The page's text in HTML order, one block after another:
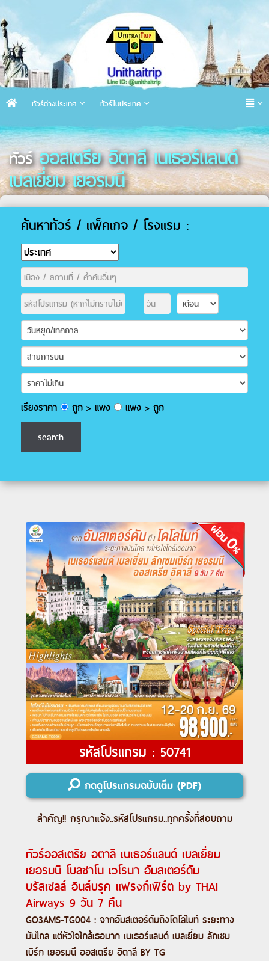
ทัวร์ต่างประเทศ ทัวร์ในประเทศ
ทัวร์ ออสเตรีย อิตาลี เนเธอร์แลนด์
เบลเยี่ยม เยอรมนี
ค้นหาทัวร์ / แพ็คเกจ / โรงแรม :
เรียงราคา ถูก-> แพง แพง-> ถูก
รหัสโปรแกรม : 50741
กดดูโปรแกรมฉบับเต็ม (PDF)
สำคัญ!! กรุณาแจ้ง..รหัสโปรแกรม..ทุกครั้งที่สอบถาม
ทัวร์ออสเตรีย อิตาลี เนเธอร์แลนด์ เบลเยี่ยม
เยอรมนี โบลซาโน เวโรนา อัมสเตอร์ดัม
บรัสเซลส์ อินส์บรุค แฟรงก์เฟิร์ต by THAI
Airways 9 วัน 7 คืน
GO3AMS-TG004 : จากอัมสเตอร์ดัมถึงโดโลไมท์ ระยะทาง
มันไกล แต่หัวใจใกล้เธอมาก เนเธอร์แลนด์ เบลเยี่ยม ลักเซม
เบิร์ก เยอรมนี ออสเตรีย อิตาลี BY TG